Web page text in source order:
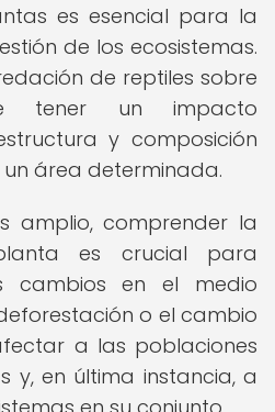
es esencial para la
de los ecosistemas.
de reptiles sobre
tener un impacto
y composición
área determinada.
amplio, comprender la
es crucial para
cambios en el medio
o el cambio
a las poblaciones
y, en última instancia, a